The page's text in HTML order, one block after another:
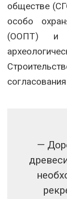
обществе
особо
(ООПТ) и
—